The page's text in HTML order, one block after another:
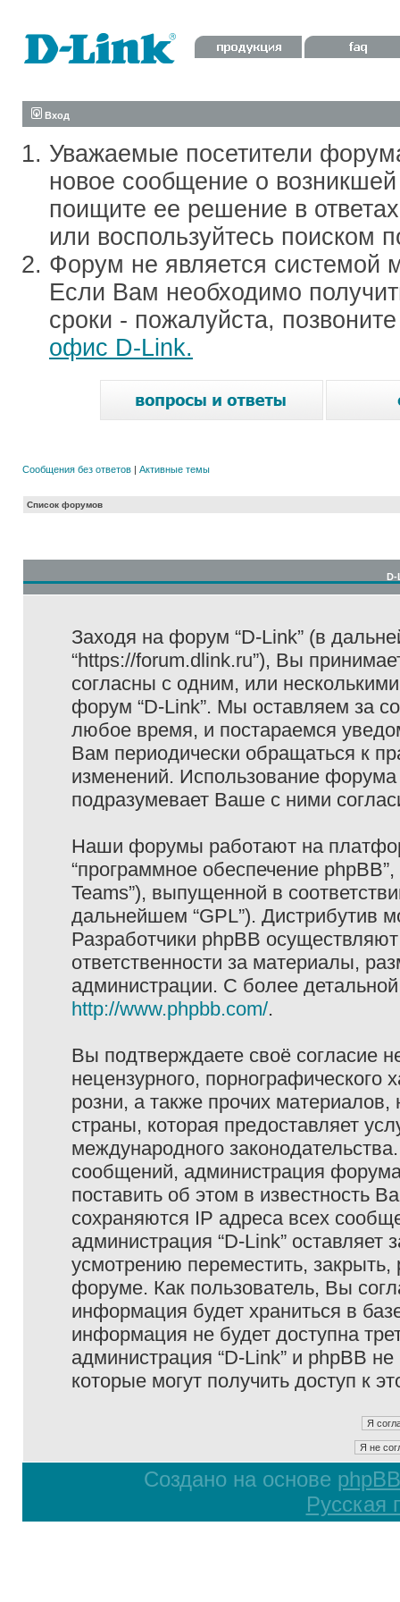
Вход
Уважаемые посетители
новое сообщение о
поищите ее решение в
или воспользуйтесь поиском
Форум не является системой
Если Вам необходимо
сроки - пожалуйста,
офис D-Link.
Сообщения без ответов | Активные темы
Список форумов
D-
Заходя на форум “D-Link” (в
“https://forum.dlink.ru”), Вы
согласны с одним, или
форум “D-Link”. Мы оставляем за
любое время, и постараемся
Вам периодически обращаться к
изменений. Использование
подразумевает Ваше с ними
Наши форумы работают на
“программное обеспечение
Teams”), выпущенной в
дальнейшем “GPL”). Дистрибутив
Разработчики phpBB
ответственности за материалы,
администрации. С более
http://www.phpbb.com/.
Вы подтверждаете своё согласие
нецензурного, порнографического
розни, а также прочих
страны, которая предоставляет
международного
сообщений, администрация
поставить об этом в известность
сохраняются IP адреса всех
администрация “D-Link”
усмотрению переместить,
форуме. Как пользователь, Вы
информация будет храниться в
информация не будет доступна
администрация “D-Link” и phpBB
которые могут получить доступ к
Создано на основе phpBB
Русская